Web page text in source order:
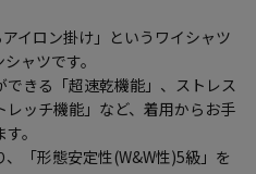
イロン掛け」というワイシャツ
ャツです。
きる「超速乾機能」、ストレス
ッチ機能」など、着用からお手
。
「形態安定性(W&W性)5級」を